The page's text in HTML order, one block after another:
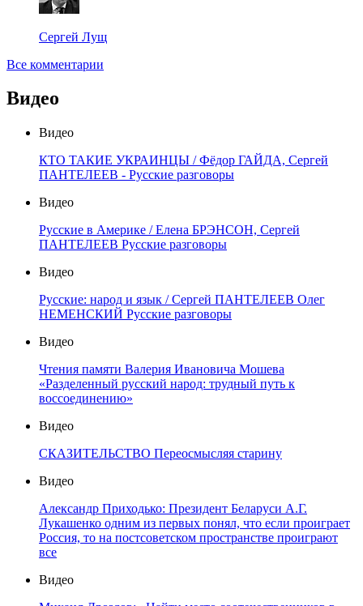
Сергей Лущ
Все комментарии
Видео
Видео
КТО ТАКИЕ УКРАИНЦЫ / Фёдор ГАЙДА, Сергей
ПАНТЕЛЕЕВ - Русские разговоры
Видео
Русские в Америке / Елена БРЭНСОН, Сергей
ПАНТЕЛЕЕВ Русские разговоры
Видео
Русские: народ и язык / Сергей ПАНТЕЛЕЕВ Олег
НЕМЕНСКИЙ Русские разговоры
Видео
Чтения памяти Валерия Ивановича Мошева
«Разделенный русский народ: трудный путь к
воссоединению»
Видео
СКАЗИТЕЛЬСТВО Переосмысляя старину
Видео
Александр Приходько: Президент Беларуси А.Г.
Лукашенко одним из первых понял, что если проиграет
Россия, то на постсоветском пространстве проиграют
все
Видео